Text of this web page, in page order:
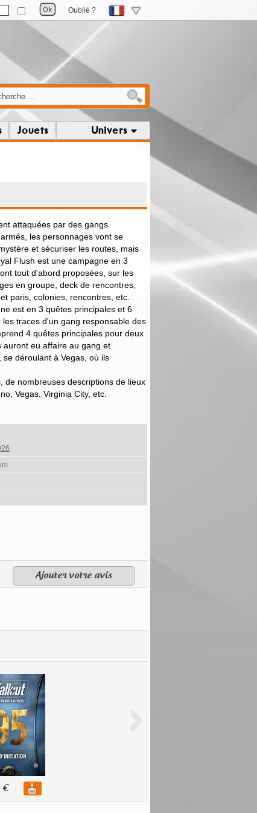
Oublié ?
Jouets Univers
attaquées par des gangs
les personnages vont se
et sécuriser les routes, mais
Flush est une campagne en 3
tout d'abord proposées, sur les
en groupe, deck de rencontres,
paris, colonies, rencontres, etc.
est en 3 quêtes principales et 6
traces d'un gang responsable des
4 quêtes principales pour deux
auront eu affaire au gang et
déroulant à Vegas, où ils
de nombreuses descriptions de lieux
Vegas, Virginia City, etc.
Ajouter votre avis
€